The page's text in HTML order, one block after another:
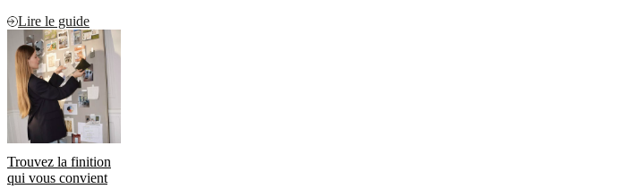
Lire le guide
Trouvez la finition
qui vous convient